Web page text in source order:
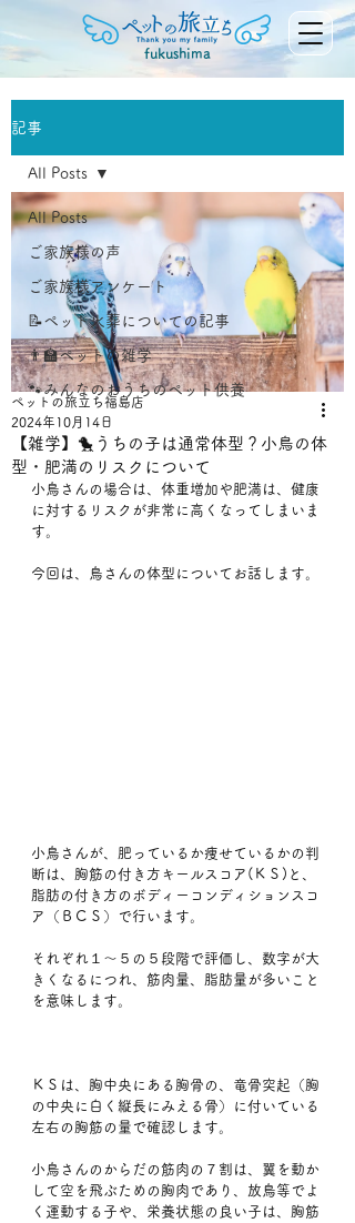
fukushima
記事
All Posts
ご家族様の声
ご家族様アンケート
📝ペット火葬についての記事
👨‍🏫ペットの雑学
🐾みんなのおうちのペット供養
All Posts
【雑学】🐤うちの子は通常体型？小鳥の体
型・肥満のリスクについて
ペットの旅立ち福島店
2024年10月14日
小鳥さんの場合は、体重増加や肥満は、健康
に対するリスクが非常に高くなってしまいま
す。
今回は、鳥さんの体型についてお話します。
小鳥さんが、肥っているか痩せているかの判
断は、胸筋の付き方キールスコア(ＫＳ)と、
脂肪の付き方のボディーコンディションスコ
ア（ＢＣＳ）で行います。
それぞれ１〜５の５段階で評価し、数字が大
きくなるにつれ、筋肉量、脂肪量が多いこと
を意味します。
ＫＳは、胸中央にある胸骨の、竜骨突起（胸
の中央に白く縦長にみえる骨）に付いている
左右の胸筋の量で確認します。
小鳥さんのからだの筋肉の７割は、翼を動か
して空を飛ぶための胸肉であり、放鳥等でよ
く運動する子や、栄養状態の良い子は、胸筋